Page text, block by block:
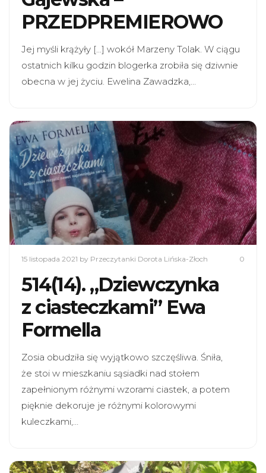
PRZEDPREMIEROWO
Jej myśli krążyły […] wokół Marzeny Tolak. W ciągu
ostatnich kilku godzin blogerka zrobiła się dziwnie
obecna w jej życiu. Ewelina Zawadzka,…
15 listopada 2021 by Przeczytanki Dorota Lińska-Złoch 0
514(14). „Dziewczynka
z ciasteczkami” Ewa
Formella
Zosia obudziła się wyjątkowo szczęśliwa. Śniła,
że stoi w mieszkaniu sąsiadki nad stołem
zapełnionym różnymi wzorami ciastek, a potem
pięknie dekoruje je różnymi kolorowymi
kuleczkami,…